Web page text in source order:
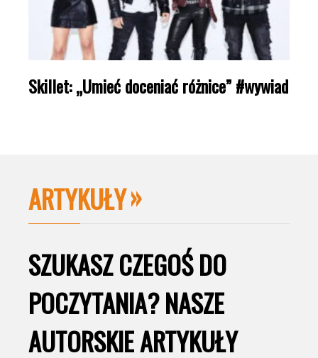
Skillet: „Umieć doceniać różnice” #wywiad
ARTYKUŁY
SZUKASZ CZEGOŚ DO
POCZYTANIA? NASZE
AUTORSKIE ARTYKUŁY